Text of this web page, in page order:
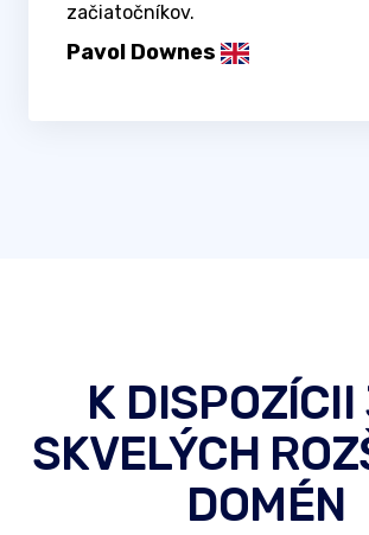
začiatočníkov.
Pavol Downes
K
SKVELÝCH
DOMÉN